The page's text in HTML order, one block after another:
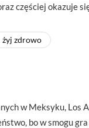
częściej okazuje
żyj zdrowo
w Meksyku, Los
bo w smogu gra